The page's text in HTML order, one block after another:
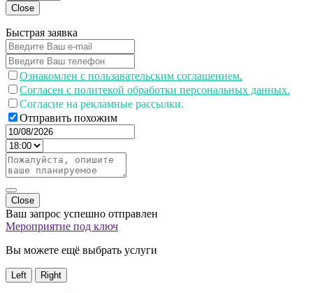
Close
Быстрая заявка
Ознакомлен с пользавательским соглашением.
Согласен с политекой обработки персональных данных.
Согласие на рекламные рассылки.
Отправить похожим
Close
Ваш запрос успешно отправлен
Мероприятие под ключ
Вы можете ещё выбрать услуги
Left Right